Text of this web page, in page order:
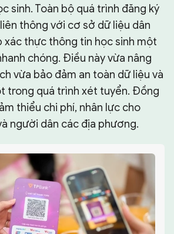
sinh. Toàn bộ quá trình đăng ký
thông với cơ sở dữ liệu dân
xác thực thông tin học sinh một
chóng. Điều này vừa nâng
vừa bảo đảm an toàn dữ liệu và
trong quá trình xét tuyển. Đồng
thiểu chi phí, nhân lực cho
người dân các địa phương.